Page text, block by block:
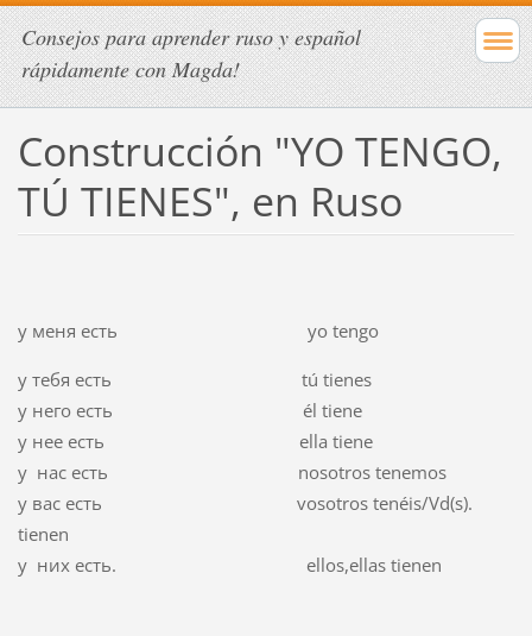
Consejos para aprender ruso y español
rápidamente con Magda!
Construcción "YO TENGO,
TÚ TIENES", en Ruso
у меня есть yo tengo
y тебя есть tú tienes
у него есть él tiene
у нее есть ella tiene
у нас есть nosotros tenemos
у вас есть vosotros tenéis/Vd(s).
tienen
у них есть. ellos,ellas tienen